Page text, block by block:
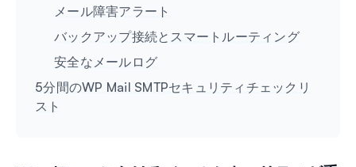
メール障害アラート
バックアップ接続とスマートルーティング
安全なメールログ
5分間のWP Mail SMTPセキュリティチェックリ
スト